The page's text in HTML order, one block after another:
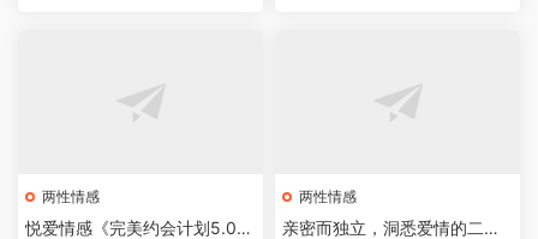
两性情感
悦爱情感《完美约会计划5.0》
两性情感
亲密而独立，洞悉爱情的二十